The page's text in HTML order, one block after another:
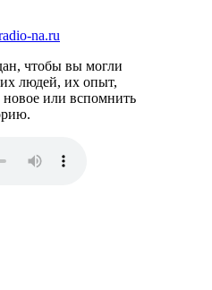
na.ru
чтобы вы могли
людей, их опыт,
новое или вспомнить